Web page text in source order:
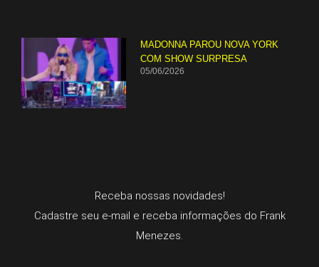
MADONNA PAROU NOVA YORK
COM SHOW SURPRESA
05/06/2026
Receba nossas novidades!
Cadastre seu e-mail e receba informações do Frank
Menezes.